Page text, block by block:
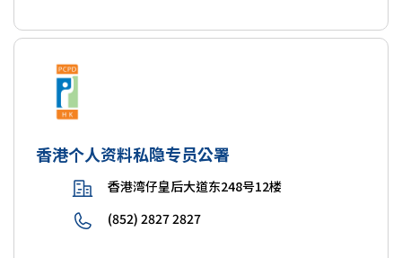
香港个人资料私隐专员公署
香港湾仔皇后大道东248号12楼
(852) 2827 2827